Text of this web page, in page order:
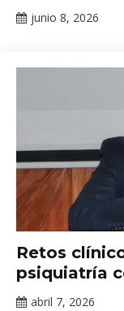
psicología
junio 8, 2026
Noticias
Retos
psiquiatría
abril 7, 2026